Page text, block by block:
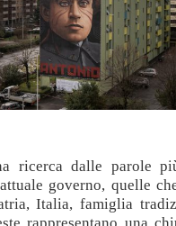
ricerca dalle parole
governo, quelle
Italia, famiglia
rappresentano una